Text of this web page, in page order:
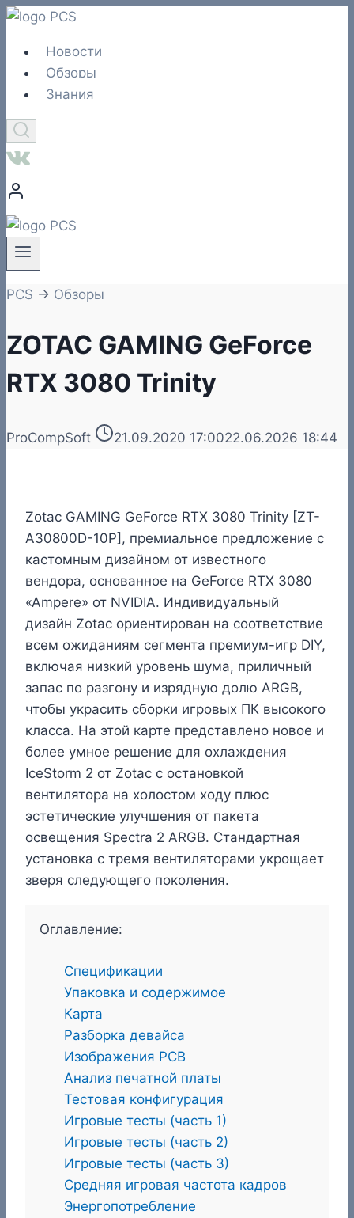
Перейти
содержимому
Новости
Обзоры
Знания
PCS → Обзоры
ZOTAC GAMING GeForce
RTX 3080 Trinity
ProCompSoft 21.09.2020 17:0022.06.2026 18:44
Zotac GAMING GeForce RTX 3080 Trinity [ZT-
A30800D-10P], премиальное предложение с
кастомным дизайном от известного
вендора, основанное на GeForce RTX 3080
«Ampere» от NVIDIA. Индивидуальный
дизайн Zotac ориентирован на соответствие
всем ожиданиям сегмента премиум-игр DIY,
включая низкий уровень шума, приличный
запас по разгону и изрядную долю ARGB,
чтобы украсить сборки игровых ПК высокого
класса. На этой карте представлено новое и
более умное решение для охлаждения
IceStorm 2 от Zotac с остановкой
вентилятора на холостом ходу плюс
эстетические улучшения от пакета
освещения Spectra 2 ARGB. Стандартная
установка с тремя вентиляторами укрощает
зверя следующего поколения.
Оглавление:
Спецификации
Упаковка и содержимое
Карта
Разборка девайса
Изображения PCB
Анализ печатной платы
Тестовая конфигурация
Игровые тесты (часть 1)
Игровые тесты (часть 2)
Игровые тесты (часть 3)
Средняя игровая частота кадров
Энергопотребление